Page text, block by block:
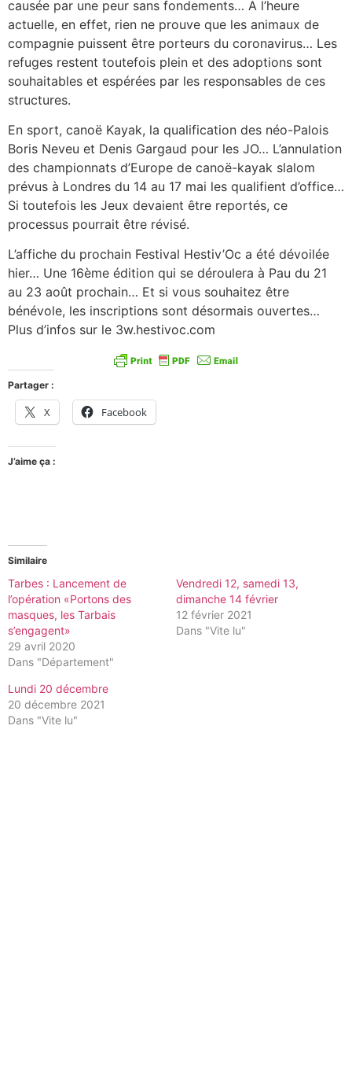
causée par une peur sans fondements… A l’heure
actuelle, en effet, rien ne prouve que les animaux de
compagnie puissent être porteurs du coronavirus… Les
refuges restent toutefois plein et des adoptions sont
souhaitables et espérées par les responsables de ces
structures.
En sport, canoë Kayak, la qualification des néo-Palois
Boris Neveu et Denis Gargaud pour les JO… L’annulation
des championnats d’Europe de canoë-kayak slalom
prévus à Londres du 14 au 17 mai les qualifient d’office…
Si toutefois les Jeux devaient être reportés, ce
processus pourrait être révisé.
L’affiche du prochain Festival Hestiv’Oc a été dévoilée
hier… Une 16ème édition qui se déroulera à Pau du 21
au 23 août prochain… Et si vous souhaitez être
bénévole, les inscriptions sont désormais ouvertes…
Plus d’infos sur le 3w.hestivoc.com
Partager :
X Facebook
J’aime ça :
Similaire
Tarbes : Lancement de
l’opération «Portons des
masques, les Tarbais
s’engagent»
29 avril 2020
Dans "Département"
Vendredi 12, samedi 13,
dimanche 14 février
12 février 2021
Dans "Vite lu"
Lundi 20 décembre
20 décembre 2021
Dans "Vite lu"